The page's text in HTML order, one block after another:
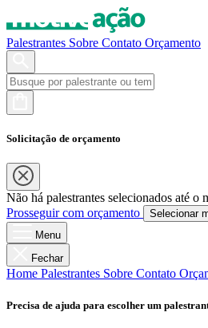
Palestrantes Sobre Contato Orçamento
Solicitação de orçamento
Não há palestrantes selecionados até o
Prosseguir com orçamento
Selecionar
Menu
Fechar
Home Palestrantes Sobre Contato
Precisa de ajuda para escolher um